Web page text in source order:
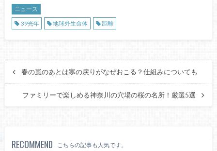
ニュース
39光年
地球外生命体 距離
春の嵐のあとは寒の戻りがなぜおこる？仕組みについても
ファミリーで楽しめる神奈川の穴場の桜の名所！厳選5選
RECOMMEND こちらの記事も人気です。